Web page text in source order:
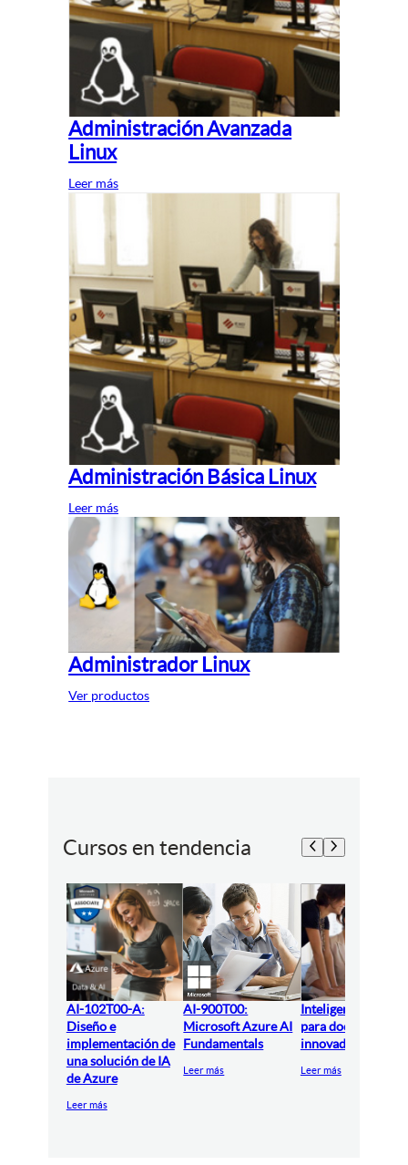
Administración Avanzada
Linux
Leer más
Administración Básica Linux
Leer más
Administrador Linux
Ver productos
Cursos en tendencia
AI-102T00-A:
Diseño e
implementación de
una solución de IA
de Azure
Leer más
AI-900T00:
Microsoft Azure AI
Fundamentals
Leer más
Inteligencia
para docentes
innovadores
Leer más